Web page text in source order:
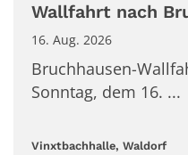
Wallfahrt nach
16. Aug. 2026
Bruchhausen-
Sonntag, dem 16. ...
Vinxtbachhalle, Waldorf: